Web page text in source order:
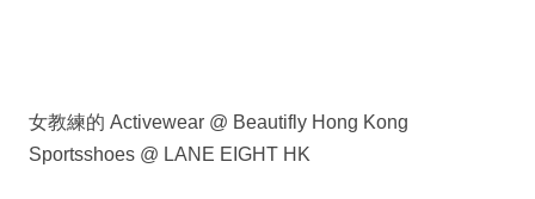
女教練的 Activewear @ Beautifly Hong Kong
Sportsshoes @ LANE EIGHT HK